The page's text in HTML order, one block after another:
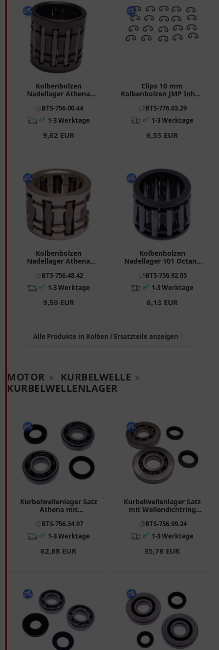
Kolbenbolzen
Nadellager Athena
passend für: Aprilia RS,
RX, SX, MX
BTS-756.00.44
✅ 1-3 Werktage
9,62 EUR
Clips 10 mm
Kolbenbolzen JMP Inhalt
Aprilia SR, Scarabeo,
Rally
BTS-776.03.29
✅ 1-3 Werktage
6,55 EUR
Kolbenbolzen
Nadellager Athena
passend für: Piaggio
NRG, Zip, Free
BTS-756.48.42
✅ 1-3 Werktage
9,50 EUR
Kolbenbolzen
Nadellager 101 Octane
für: Simson S (51, 53), KR
51/1, Habicht
BTS-756.92.05
✅ 1-3 Werktage
6,13 EUR
Alle Produkte in Kolben / Ersatzteile anzeigen
MOTOR » KURBELWELLE »
KURBELWELLENLAGER
Kurbelwellenlager Satz
Athena mit
für: Derbi GPR
BTS-756.34.97
✅ 1-3 Werktage
62,88 EUR
Kurbelwellenlager Satz
mit Wellendichtring
Hexagon, SKR, TPH
BTS-756.99.24
✅ 1-3 Werktage
35,78 EUR